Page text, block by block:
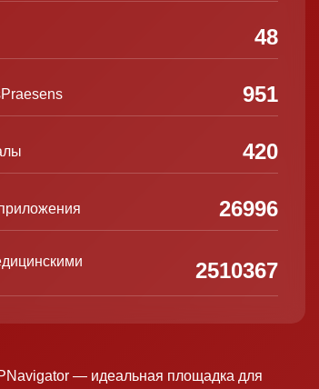
48
951
420
26996
2510367
— идеальная площадка для